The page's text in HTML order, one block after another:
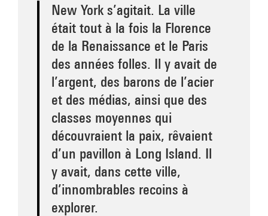
New York s’agitait. La ville
était tout à la fois la Florence
de la Renaissance et le Paris
des années folles. Il y avait de
l’argent, des barons de l’acier
et des médias, ainsi que des
classes moyennes qui
découvraient la paix, rêvaient
d’un pavillon à Long Island. Il
y avait, dans cette ville,
d’innombrables recoins à
explorer.